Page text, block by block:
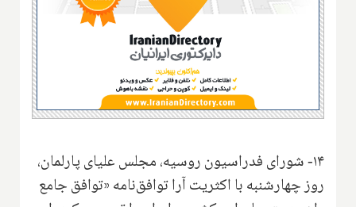
۱۴- شورای فدراسیون روسیه، مجلس علیای پارلمان،
روز چهارشنبه با اکثریت آرا توافق‌نامه «توافق جامع